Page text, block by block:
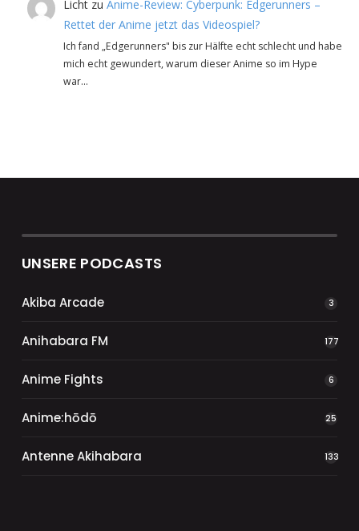
Licht zuAnime-Review: Cyberpunk: Edgerunners –
Rettet der Anime jetzt das Videospiel?
Ich fand „Edgerunners" bis zur Hälfte echt schlecht und habe
mich echt gewundert, warum dieser Anime so im Hype
war…
UNSERE PODCASTS
Akiba Arcade 3
Anihabara FM 177
Anime Fights 6
Anime:hōdō 25
Antenne Akihabara 133